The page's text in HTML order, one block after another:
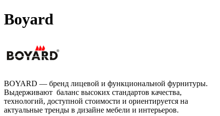
Boyard
BOYARD — бренд лицевой и функциональной фурнитуры.
Выдерживают баланс высоких стандартов качества,
технологий, доступной стоимости и ориентируется на
актуальные тренды в дизайне мебели и интерьеров.